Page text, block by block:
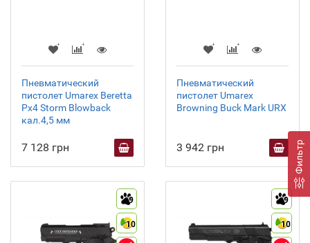
Фильтр
Пневматический
пистолет Umarex Beretta
Px4 Storm Blowback
кал.4,5 мм
7 128 грн
Пневматический
пистолет Umarex
Browning Buck Mark URX
3 942 грн
9
10
9
10